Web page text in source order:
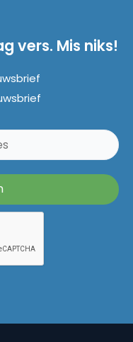
vers. Mis niks!